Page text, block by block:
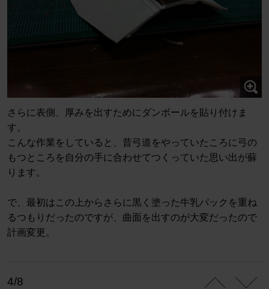
さらに表側、厚みを出すためにダンボールを貼り付けま
す。
こんな作業をしていると、昔弓道をやっていたころに弓の
もつところを自分の手に合わせてつくっていた思い出が蘇
ります。
で、最初はこの上からさらに黒く塗った牛乳パックを重ね
るつもりだったのですが、曲面を出すのが大変だったので
計画変更。
4/8